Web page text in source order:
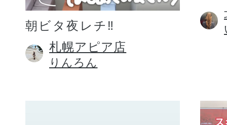
朝ビタ夜レチ‼️
札幌アピア店
りんろん